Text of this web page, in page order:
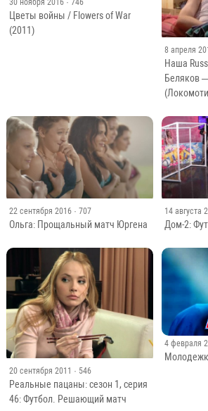
Цветы войны / Flowers of War
(2011)
8 апреля
Наша
Беляков
22 сентября 2016 · 707
Ольга: Прощальный матч Юргена
14 августа
Дом-2:
20 сентября 2011 · 546
Реальные пацаны: сезон 1, серия
46: Футбол. Решающий матч
4 февраля